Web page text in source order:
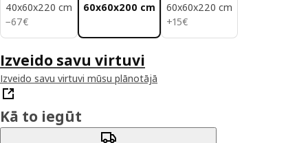
40x60x220 cm
−67€
67€
60x60x200 cm
60x60x220 cm
+15€
15€
Izveido savu virtuvi
Izveido savu virtuvi mūsu plānotājā
Kā to iegūt